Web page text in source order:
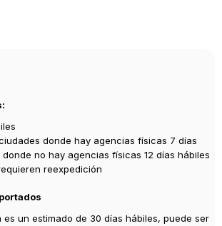
donde hay agencias físicas 7 días
no hay agencias físicas 12 días hábiles
reexpedición
es un estimado de 30 días hábiles, puede ser